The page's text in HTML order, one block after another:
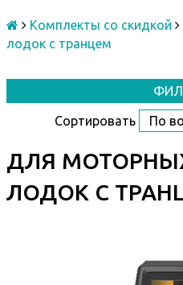
Комплекты со скидкой
лодок с транцем
Сортировать
ДЛЯ
ЛОДОК С